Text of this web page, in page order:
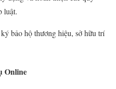
luật.
bảo hộ thương hiệu, sở hữu trí
Online